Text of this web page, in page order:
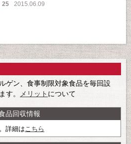
25 2015.06.09
ゲン、食事制限対象食品を毎回設
す。
メリット について
品回収情報
詳細はこちら